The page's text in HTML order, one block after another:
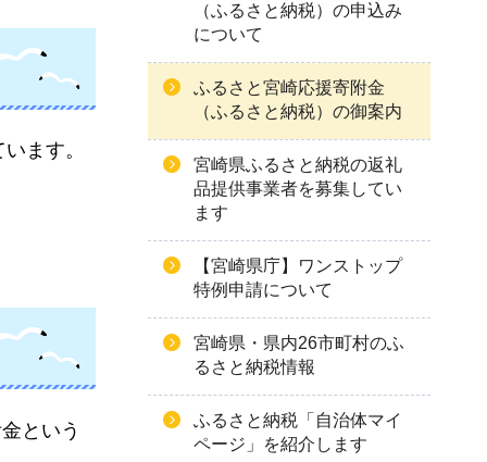
ます。
という
（ふるさと納税）の申込み
について
ふるさと宮崎応援寄附金
（ふるさと納税）の御案内
宮崎県ふるさと納税の返礼
品提供事業者を募集してい
ます
【宮崎県庁】ワンストップ
特例申請について
宮崎県・県内26市町村のふ
るさと納税情報
ふるさと納税「自治体マイ
ページ」を紹介します